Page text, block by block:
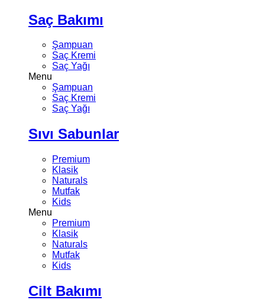
Saç Bakımı
Şampuan
Saç Kremi
Saç Yağı
Menu
Şampuan
Saç Kremi
Saç Yağı
Sıvı Sabunlar
Premium
Klasik
Naturals
Mutfak
Kids
Menu
Premium
Klasik
Naturals
Mutfak
Kids
Cilt Bakımı